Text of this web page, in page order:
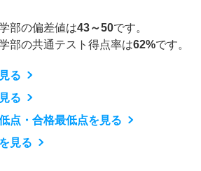
部の偏差値は43～50です。
部の共通テスト得点率は62%です。
る
る
点・合格最低点を見る
見る